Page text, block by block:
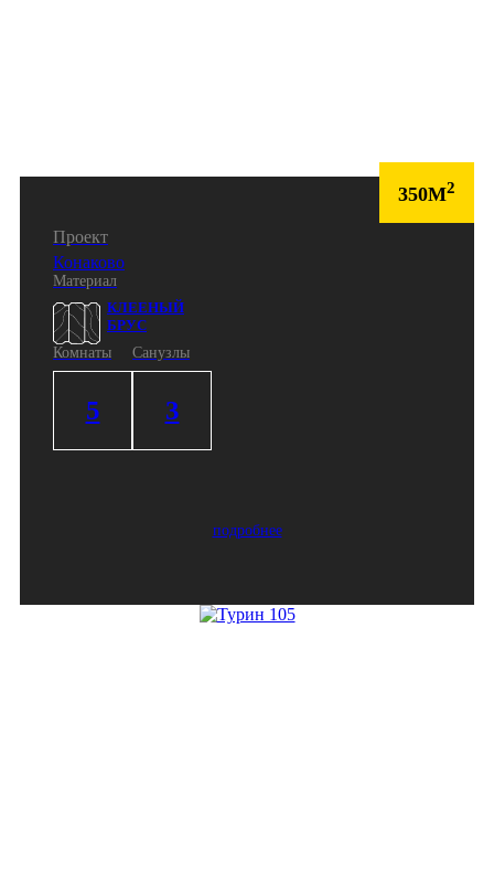
350М2
Проект
Конаково
Материал
КЛЕЕНЫЙ
БРУС
Комнаты
5
Санузлы
3
подробнее